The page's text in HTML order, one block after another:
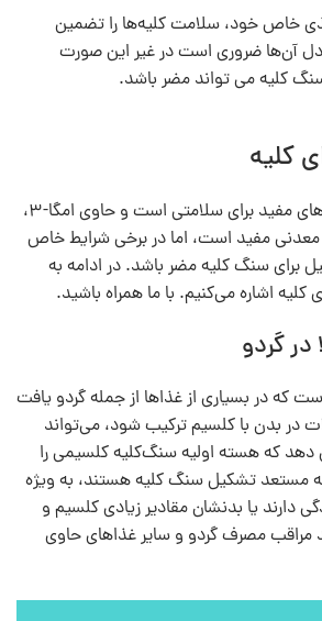
خاص خود، سلامت کلیه‌ها را تضمین
آن‌ها ضروری است در غیر این صورت
کلیه می تواند مضر باشد.
کلیه
گرچه گردو یکی از آجیل‌های مفید برای سلامتی است و حاوی امگا-۳،
معدنی مفید است، اما در برخی شرایط خاص
برای سنگ کلیه مضر باشد. در ادامه به
کلیه اشاره می‌کنیم. با ما همراه باشید.
در گردو
که در بسیاری از غذاها از جمله گردو یافت
در بدن با کلسیم ترکیب شود، می‌تواند
دهد که هسته اولیه سنگ‌کلیه کلسیمی را
مستعد تشکیل سنگ کلیه هستند، به‌ ویژه
دارند یا بدنشان مقادیر زیادی کلسیم و
مراقب مصرف گردو و سایر غذاهای حاوی